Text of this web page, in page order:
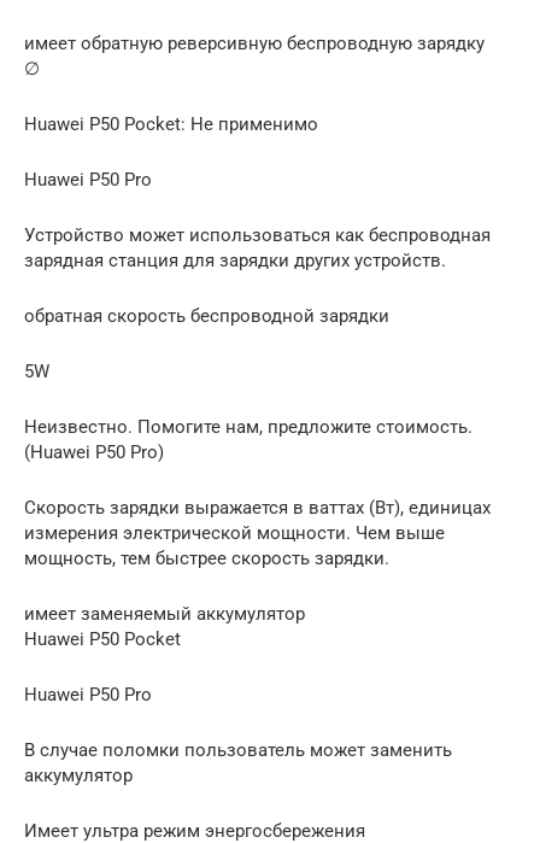
имеет обратную реверсивную беспроводную зарядку
∅
Huawei P50 Pocket: Не применимо
Huawei P50 Pro
Устройство может использоваться как беспроводная
зарядная станция для зарядки других устройств.
обратная скорость беспроводной зарядки
5W
Неизвестно. Помогите нам, предложите стоимость.
(Huawei P50 Pro)
Скорость зарядки выражается в ваттах (Вт), единицах
измерения электрической мощности. Чем выше
мощность, тем быстрее скорость зарядки.
имеет заменяемый аккумулятор
Huawei P50 Pocket
Huawei P50 Pro
В случае поломки пользователь может заменить
аккумулятор
Имеет ультра режим энергосбережения